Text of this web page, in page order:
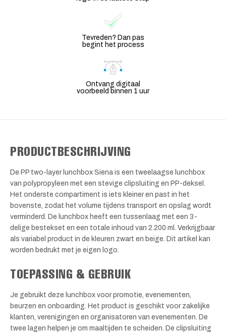
Tevreden? Dan pas
begint het process
Ontvang digitaal
voorbeeld binnen 1 uur
PRODUCTBESCHRIJVING
De PP two-layer lunchbox Siena is een tweelaagse lunchbox
van polypropyleen met een stevige clipsluiting en PP-deksel.
Het onderste compartiment is iets kleiner en past in het
bovenste, zodat het volume tijdens transport en opslag wordt
verminderd. De lunchbox heeft een tussenlaag met een 3-
delige bestekset en een totale inhoud van 2.200 ml. Verkrijgbaar
als variabel product in de kleuren zwart en beige. Dit artikel kan
worden bedrukt met je eigen logo.
TOEPASSING & GEBRUIK
Je gebruikt deze lunchbox voor promotie, evenementen,
beurzen en onboarding. Het product is geschikt voor zakelijke
klanten, verenigingen en organisatoren van evenementen. De
twee lagen helpen je om maaltijden te scheiden. De clipsluiting